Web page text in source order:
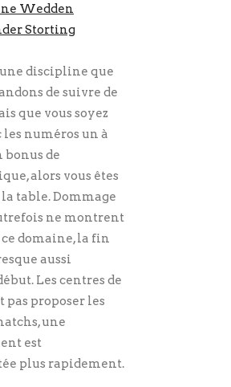
Wedden
Storting
discipline que
de suivre de
que vous soyez
les numéros un à
bonus de
alors vous êtes
table. Dommage
ne montrent
domaine, la fin
aussi
Les centres de
proposer les
une
est
plus rapidement.